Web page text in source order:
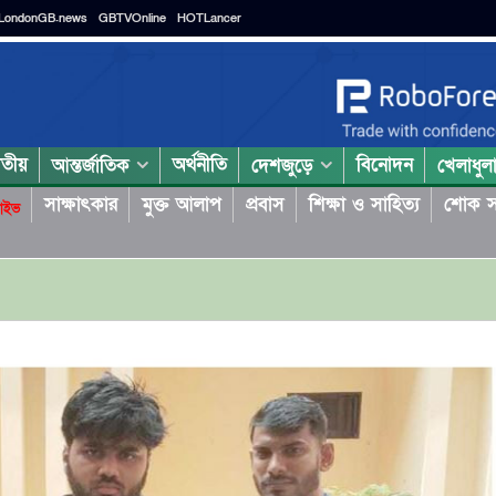
GBTVOnline HOTLancer
আন্তর্জাতিক অর্থনীতি দেশজুড়ে বিনোদন
সাক্ষাৎকার মুক্ত আলাপ প্রবাস শিক্ষা ও সাহিত্য শোক